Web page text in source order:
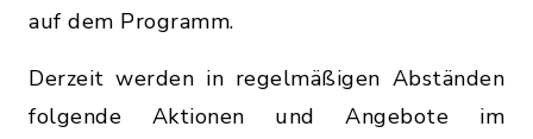
auf dem Programm.
Derzeit werden in regelmäßigen Abständen
folgende Aktionen und Angebote im